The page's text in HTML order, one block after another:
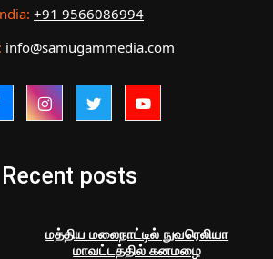
+91 9566086994
info@samugammedia.com
Recent posts
மத்திய மலைநாட்டில் நுவரெலியா
மாவட்டத்தில் கனமழை